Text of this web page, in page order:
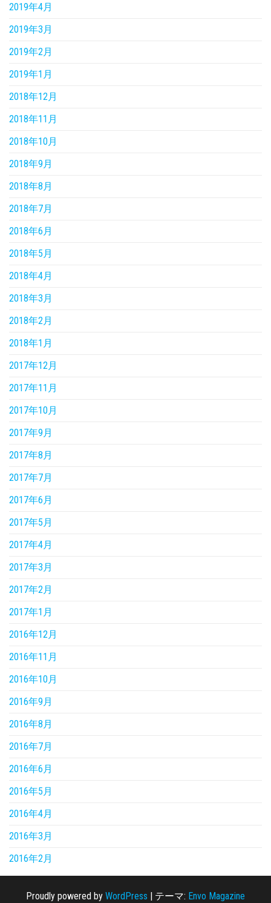
2019年4月
2019年3月
2019年2月
2019年1月
2018年12月
2018年11月
2018年10月
2018年9月
2018年8月
2018年7月
2018年6月
2018年5月
2018年4月
2018年3月
2018年2月
2018年1月
2017年12月
2017年11月
2017年10月
2017年9月
2017年8月
2017年7月
2017年6月
2017年5月
2017年4月
2017年3月
2017年2月
2017年1月
2016年12月
2016年11月
2016年10月
2016年9月
2016年8月
2016年7月
2016年6月
2016年5月
2016年4月
2016年3月
2016年2月
Proudly powered by WordPress | テーマ: Envo Magazine